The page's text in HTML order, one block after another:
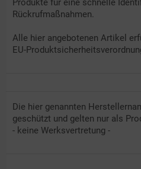
Produkte für eine schnelle
Rückrufmaßnahmen.
Alle hier angebotenen Artikel
EU-
Die hier genannten
geschützt und gelten nur als
- keine Werksvertretung -